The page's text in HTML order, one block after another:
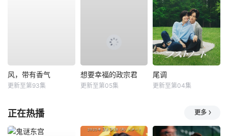
风，带有香气
更新至第93集
想要幸福的政宗君
更新至第05集
尾调
更新至第04集
正在热播 更多